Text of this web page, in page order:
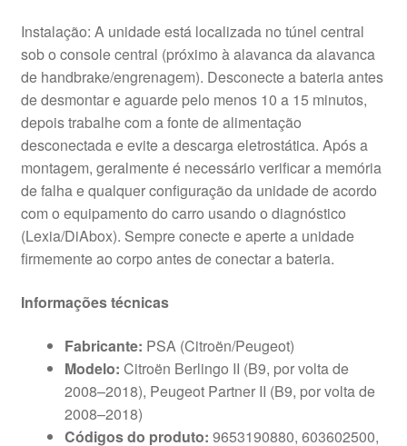
Instalação: A unidade está localizada no túnel central
sob o console central (próximo à alavanca da alavanca
de handbrake/engrenagem). Desconecte a bateria antes
de desmontar e aguarde pelo menos 10 a 15 minutos,
depois trabalhe com a fonte de alimentação
desconectada e evite a descarga eletrostática. Após a
montagem, geralmente é necessário verificar a memória
de falha e qualquer configuração da unidade de acordo
com o equipamento do carro usando o diagnóstico
(Lexia/DiAbox). Sempre conecte e aperte a unidade
firmemente ao corpo antes de conectar a bateria.
Informações técnicas
Fabricante: PSA (Citroën/Peugeot)
Modelo: Citroën Berlingo II (B9, por volta de
2008–2018), Peugeot Partner II (B9, por volta de
2008–2018)
Códigos do produto: 9653190880, 603602500,